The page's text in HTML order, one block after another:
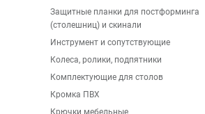
Защитные планки для постформинга
(столешниц) и скинали
Инструмент и сопутствующие
Колеса, ролики, подпятники
Комплектующие для столов
Кромка ПВХ
Крючки мебельные